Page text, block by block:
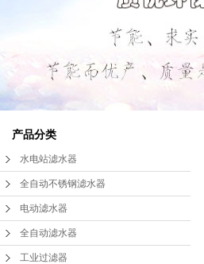
产品分类
水电站滤水器
全自动不锈钢滤水器
电动滤水器
全自动滤水器
工业过滤器